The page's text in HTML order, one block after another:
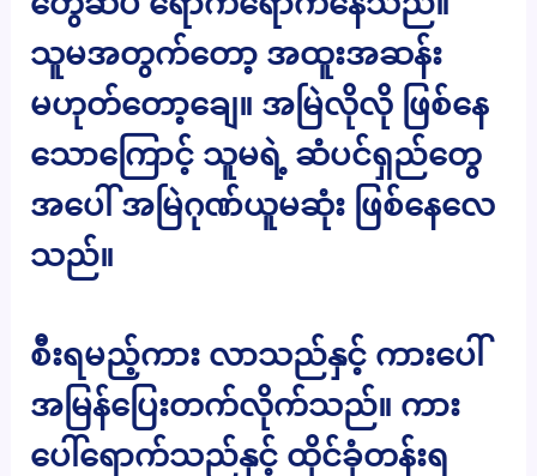
သူမအတွက်တော့ အထူးအဆန်း
မဟုတ်တော့ချေ။ အမြဲလိုလို ဖြစ်နေ
သောကြောင့် သူမရဲ့ ဆံပင်ရှည်တွေ
အပေါ် အမြဲဂုဏ်ယူမဆုံး ဖြစ်နေလေ
သည်။
စီးရမည့်ကား လာသည်နှင့် ကားပေါ်
အမြန်ပြေးတက်လိုက်သည်။ ကား
ပေါ်ရောက်သည်နှင့် ထိုင်ခုံတန်းရ